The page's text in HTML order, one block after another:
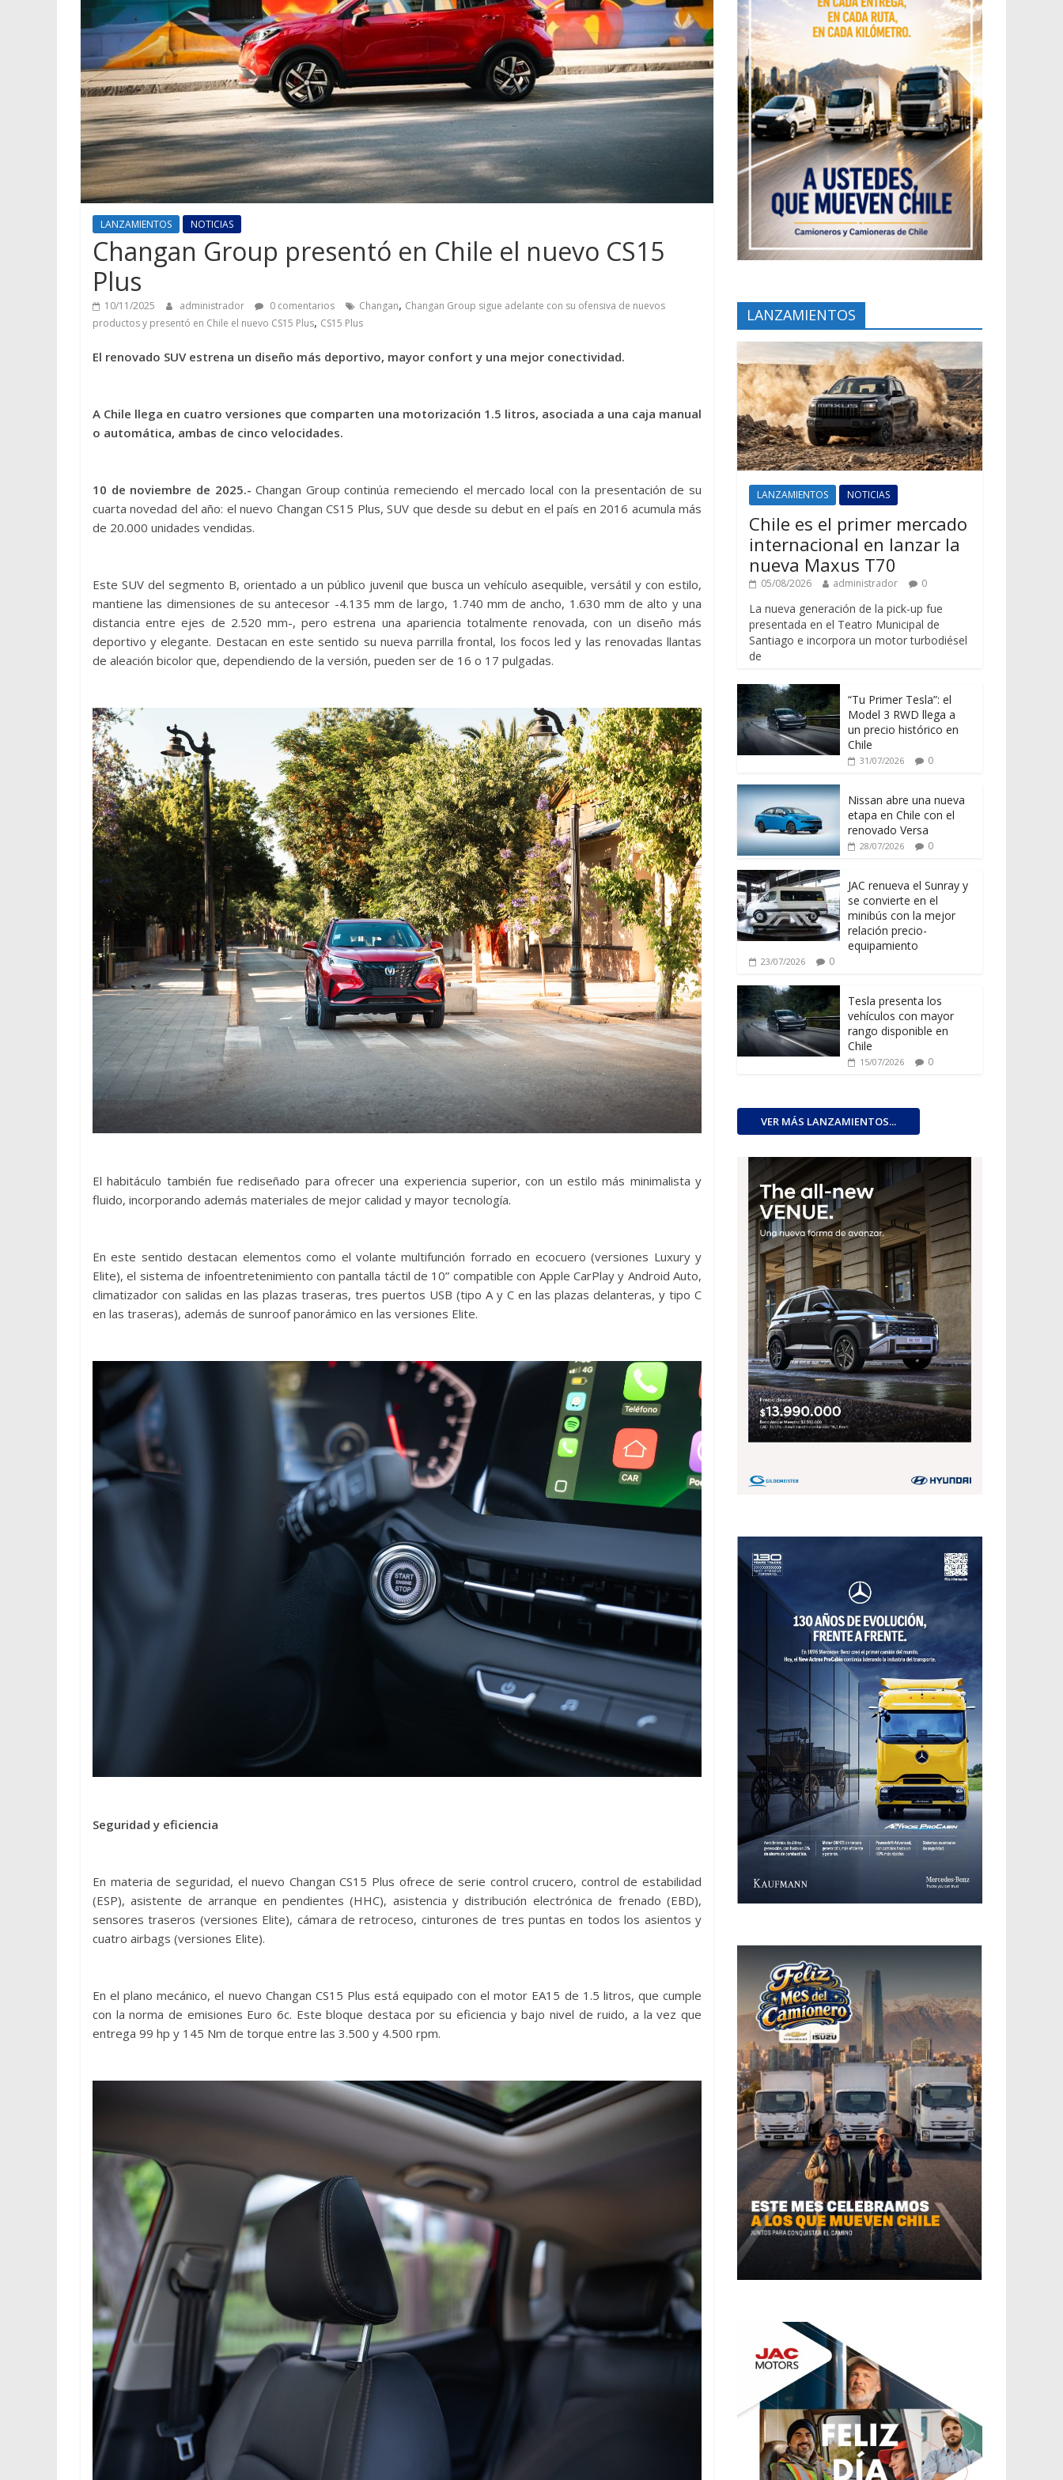
LANZAMIENTOS NOTICIAS
Changan Group presentó en Chile el nuevo CS15
Plus
10/11/2025 administrador 0 comentarios Changan, Changan Group sigue adelante con su ofensiva de nuevos
productos y presentó en Chile el nuevo CS15 Plus, CS15 Plus
El renovado SUV estrena un diseño más deportivo, mayor confort y una mejor conectividad.
A Chile llega en cuatro versiones que comparten una motorización 1.5 litros, asociada a una caja manual
o automática, ambas de cinco velocidades.
10 de noviembre de 2025.-Changan Group continúa remeciendo el mercado local con la presentación de su
cuarta novedad del año: el nuevo Changan CS15 Plus, SUV que desde su debut en el país en 2016 acumula más
de 20.000 unidades vendidas.
Este SUV del segmento B, orientado a un público juvenil que busca un vehículo asequible, versátil y con estilo,
mantiene las dimensiones de su antecesor -4.135 mm de largo, 1.740 mm de ancho, 1.630 mm de alto y una
distancia entre ejes de 2.520 mm-, pero estrena una apariencia totalmente renovada, con un diseño más
deportivo y elegante. Destacan en este sentido su nueva parrilla frontal, los focos led y las renovadas llantas
de aleación bicolor que, dependiendo de la versión, pueden ser de 16 o 17 pulgadas.
El habitáculo también fue rediseñado para ofrecer una experiencia superior, con un estilo más minimalista y
fluido, incorporando además materiales de mejor calidad y mayor tecnología.
En este sentido destacan elementos como el volante multifunción forrado en ecocuero (versiones Luxury y
Elite), el sistema de infoentretenimiento con pantalla táctil de 10” compatible con Apple CarPlay y Android Auto,
climatizador con salidas en las plazas traseras, tres puertos USB (tipo A y C en las plazas delanteras, y tipo C
en las traseras), además de sunroof panorámico en las versiones Elite.
Seguridad y eficiencia
En materia de seguridad, el nuevo Changan CS15 Plus ofrece de serie control crucero, control de estabilidad
(ESP), asistente de arranque en pendientes (HHC), asistencia y distribución electrónica de frenado (EBD),
sensores traseros (versiones Elite), cámara de retroceso, cinturones de tres puntas en todos los asientos y
cuatro airbags (versiones Elite).
En el plano mecánico, el nuevo Changan CS15 Plus está equipado con el motor EA15 de 1.5 litros, que cumple
con la norma de emisiones Euro 6c. Este bloque destaca por su eficiencia y bajo nivel de ruido, a la vez que
entrega 99 hp y 145 Nm de torque entre las 3.500 y 4.500 rpm.
LANZAMIENTOS
LANZAMIENTOS NOTICIAS
Chile es el primer mercado
internacional en lanzar la
nueva Maxus T70
05/08/2026 administrador 0
La nueva generación de la pick-up fue
presentada en el Teatro Municipal de
Santiago e incorpora un motor turbodiésel
de
“Tu Primer Tesla”: el
Model 3 RWD llega a
un precio histórico en
Chile
31/07/2026 0
Nissan abre una nueva
etapa en Chile con el
renovado Versa
28/07/2026 0
JAC renueva el Sunray y
se convierte en el
minibús con la mejor
relación precio-
equipamiento
23/07/2026 0
Tesla presenta los
vehículos con mayor
rango disponible en
Chile
15/07/2026 0
VER MÁS LANZAMIENTOS...